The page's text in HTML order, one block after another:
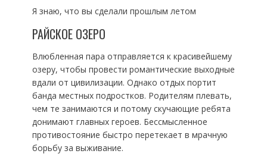
Я знаю, что вы сделали прошлым летом
РАЙСКОЕ ОЗЕРО
Влюбленная пара отправляется к красивейшему
озеру, чтобы провести романтические выходные
вдали от цивилизации. Однако отдых портит
банда местных подростков. Родителям плевать,
чем те занимаются и потому скучающие ребята
донимают главных героев. Бессмысленное
противостояние быстро перетекает в мрачную
борьбу за выживание.